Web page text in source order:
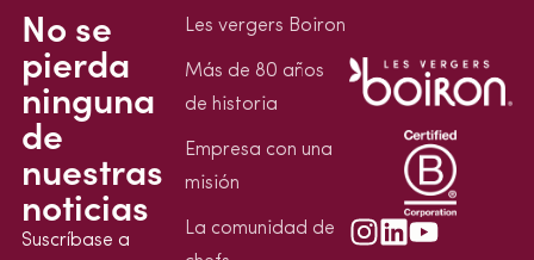
No se
pierda
ninguna
de
nuestras
noticias
Suscríbase a
Les vergers Boiron
Más de 80 años
de historia
Empresa con una
misión
La comunidad de